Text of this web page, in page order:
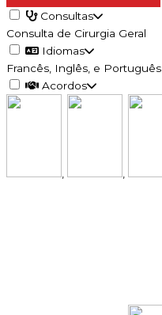
Consultas
Consulta de Cirurgia Geral
Idiomas
Francês, Inglês, e Português
Acordos